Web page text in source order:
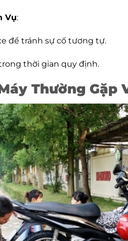
Vụ:
để tránh sự cố tương tự.
thời gian quy định.
Thường Gặp